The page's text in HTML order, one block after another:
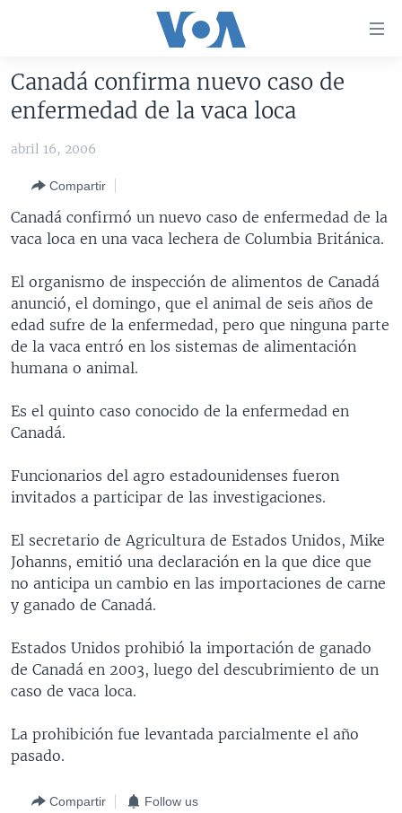
accesibilidad
contenido
principal
Salte
navegador
principal
búsqueda
AMÉRICA DEL NORTE
MÉXICO
HAITÍ
ELECCIONES EEUU
VOTO DIVIDIDO
VOA VERIFICA
VOA VERIFICA UCRANIA/RUSIA
VOA VERIFICA INMIGRACIÓN
AMÉRICA LATINA
ARGENTINA
COLOMBIA
CHILE
PERÚ
VENEZUELA
CHINA EN AMÉRICA LATINA
COSTA RICA
EL SALVADOR
GUATEMALA
NICARAGUA
OTRAS SECCIONES
INMIGRACIÓN
LIBERTAD DE PRENSA
ECONOMÍA
TECNOLOGÍA
CIENCIA Y SALUD
ESPECIALES DE LA VOA
LIBERTAD DE PRENSA
MULTIMEDIA
FOTOGRAFÍA
EL MUNDO AL DÍA
VISIÓN 360
LAS CLAVES
PANORAMA
RADIO
AUDIONOTICIAS
BUENOS DÍAS AMÉRICA
ESTADOS UNIDOS AL DÍA
EL MUNDO AL DÍA [RADIO]
FORO [RADIO]
NOTA ECONÓMICA
DOCUMENTALES DE LA VOA
Learning English
SÍGANOS
Idiomas
Canadá confirma nuevo caso de
enfermedad de la vaca loca
abril 16, 2006
Compartir
Canadá confirmó un nuevo caso de enfermedad de la
vaca loca en una vaca lechera de Columbia Británica.
El organismo de inspección de alimentos de Canadá
anunció, el domingo, que el animal de seis años de
edad sufre de la enfermedad, pero que ninguna parte
de la vaca entró en los sistemas de alimentación
humana o animal.
Es el quinto caso conocido de la enfermedad en
Canadá.
Funcionarios del agro estadounidenses fueron
invitados a participar de las investigaciones.
El secretario de Agricultura de Estados Unidos, Mike
Johanns, emitió una declaración en la que dice que
no anticipa un cambio en las importaciones de carne
y ganado de Canadá.
Estados Unidos prohibió la importación de ganado
de Canadá en 2003, luego del descubrimiento de un
caso de vaca loca.
La prohibición fue levantada parcialmente el año
pasado.
Compartir Follow us